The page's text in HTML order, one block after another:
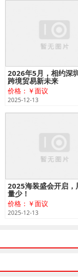
2026年5月，相约深
跨境贸易新未来
价格：￥面议
2025-12-13
2025海装盛会开启，
量少！
价格：￥面议
2025-12-13